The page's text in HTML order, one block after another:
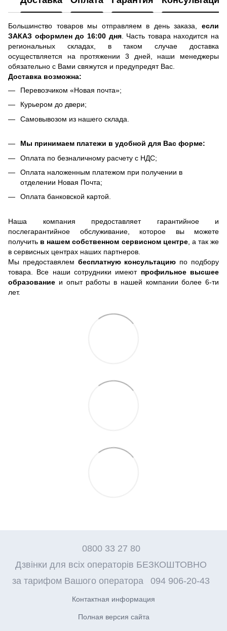
Большинство товаров мы отправляем в день заказа, если
ЗАКАЗ оформлен до 16:00 дня. Часть товара находится на
региональных складах, в таком случае доставка
осуществляется на протяжении 3 дней, наши менеджеры
обязательно с Вами свяжутся и предупредят Вас.
Доставка возможна:
Перевозчиком «Новая почта»;
Курьером до двери;
Самовывозом из нашего склада.
Мы принимаем платежи в удобной для Вас форме:
Оплата по безналичному расчету с НДС;
Оплата наложенным платежом при получении в
отделении Новая Почта;
Оплата банковской картой.
Наша компания предоставляет гарантийное и
послегарантийное обслуживание, которое вы можете
получить в нашем собственном сервисном центре, а так же
в сервисных центрах наших партнеров.
Мы предоставялем бесплатную консультацию по подбору
товара. Все наши сотрудники имеют профильное высшее
образование и опыт работы в нашей компании более 6-ти
лет.
0800 33 27 80
Дзвінки для всіх операторів БЕЗКОШТОВНО
за тарифом Вашого оператора
094 906-20-43
Контактная информация
Полная версия сайта